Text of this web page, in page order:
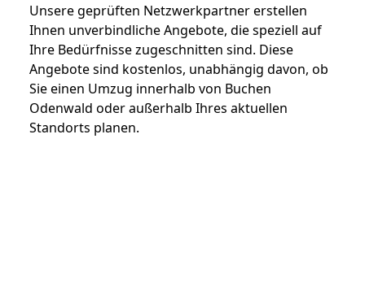
Unsere geprüften Netzwerkpartner erstellen
Ihnen unverbindliche Angebote, die speziell auf
Ihre Bedürfnisse zugeschnitten sind. Diese
Angebote sind kostenlos, unabhängig davon, ob
Sie einen Umzug innerhalb von Buchen
Odenwald oder außerhalb Ihres aktuellen
Standorts planen.